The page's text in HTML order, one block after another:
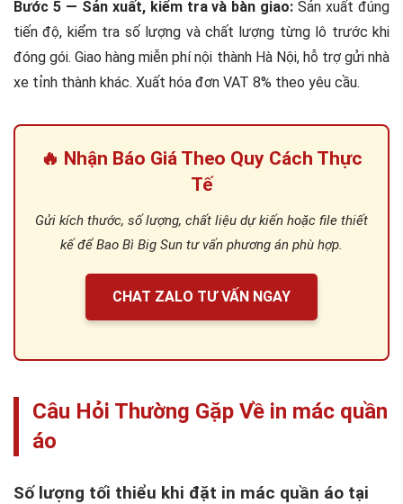
Bước 5 — Sản xuất, kiểm tra và bàn giao: Sản xuất đúng
tiến độ, kiểm tra số lượng và chất lượng từng lô trước khi
đóng gói. Giao hàng miễn phí nội thành Hà Nội, hỗ trợ gửi nhà
xe tỉnh thành khác. Xuất hóa đơn VAT 8% theo yêu cầu.
🔥 Nhận Báo Giá Theo Quy Cách Thực
Tế
Gửi kích thước, số lượng, chất liệu dự kiến hoặc file thiết
kế để Bao Bì Big Sun tư vấn phương án phù hợp.
CHAT ZALO TƯ VẤN NGAY
Câu Hỏi Thường Gặp Về in mác quần
áo
Số lượng tối thiểu khi đặt in mác quần áo tại